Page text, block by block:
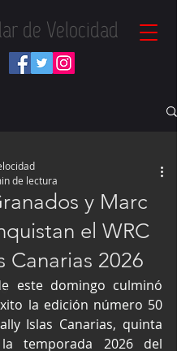
de Velocidad
y Marc
el WRC
Canarias 2026
de lectura
este domingo culminó
la edición número 50
Islas Canarias, quinta
temporada 2026 del